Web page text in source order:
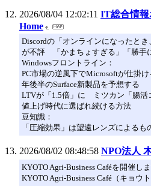
2026/08/04 12:02:11 IT総合情報
Home
Discordの「オンラインになったと
が不評 「かまちょすぎる」「勝手
Windowsフロントライン：
PC市場の逆風下でMicrosoftが仕掛
年後半のSurface新製品を予想する
LTVが「1.5倍」に ミツカン「腸活
値上げ時代に選ばれ続ける方法
豆知識：
「圧縮効果」は望遠レンズによるも
2026/08/02 08:48:58 NPO法人
KYOTO Agri-Business Caféを開催し
KYOTO Agri-Business Café（キョウ